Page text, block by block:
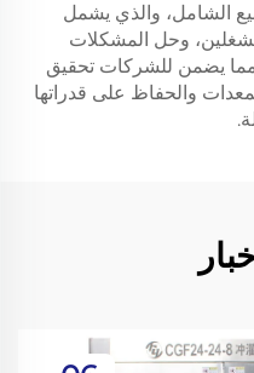
الشامل، والذي يشمل
وحل المشكلات
مما يضمن للشركات تحقيق
والحفاظ على قدراتها